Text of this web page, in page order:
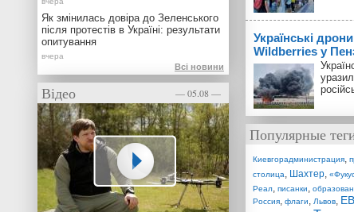
Українські
Wildberries у
Популярные
Киевгорадминистрация,
столица, Шахтер,
Реал, писанки,
Россия, флаги, Львов,
Як змінилась довіра до Зеленського
після протестів в Україні: результати
опитування
Всі новини
Відео — 05.08 —